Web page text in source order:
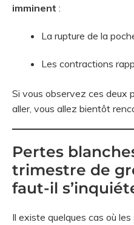
imminent :
La rupture de la
Les contractions
Si vous observez ces deux
aller, vous allez bientôt
Pertes
trimestre de
faut-il
Il existe quelques cas où